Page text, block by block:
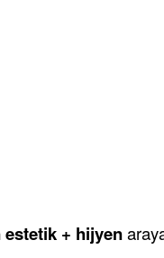
estetik + hijyen